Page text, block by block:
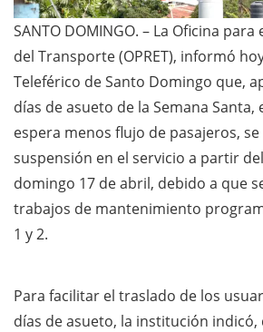
SANTO DOMINGO. – La Oficina
del Transporte (OPRET), informó
Teleférico de Santo Domingo que,
días de asueto de la Semana Santa,
espera menos flujo de pasajeros,
suspensión en el servicio a partir
domingo 17 de abril, debido a que
trabajos de mantenimiento
1 y 2.
Para facilitar el traslado de los
días de asueto, la institución